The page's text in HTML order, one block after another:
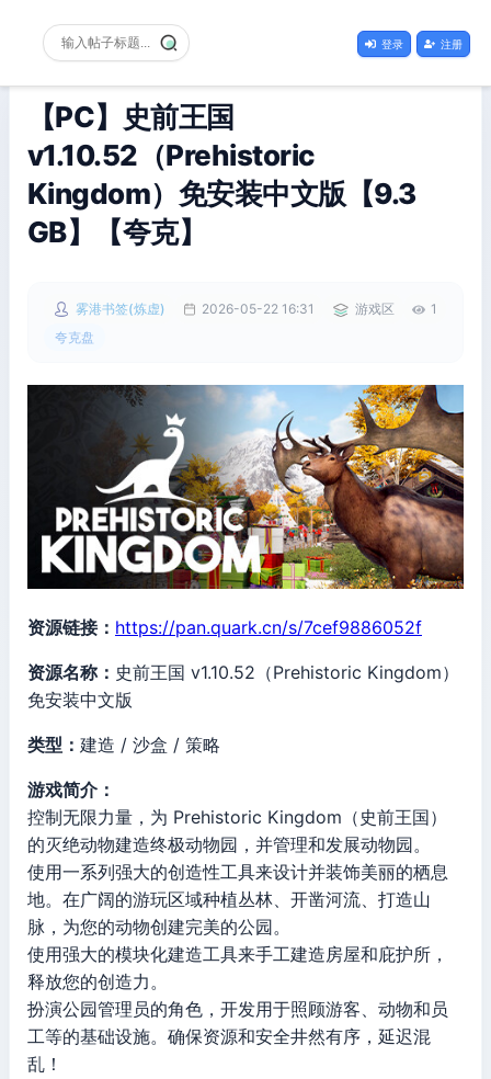
登录 注册
【PC】史前王国
v1.10.52（Prehistoric
Kingdom）免安装中文版【9.3
GB】【夸克】
雾港书签(炼虚) 2026-05-22 16:31 游戏区
1
夸克盘
资源链接： https://pan.quark.cn/s/7cef9886052f
资源名称： 史前王国 v1.10.52（Prehistoric Kingdom）
免安装中文版
类型： 建造 / 沙盒 / 策略
游戏简介：
控制无限力量，为 Prehistoric Kingdom（史前王国）
的灭绝动物建造终极动物园，并管理和发展动物园。
使用一系列强大的创造性工具来设计并装饰美丽的栖息
地。在广阔的游玩区域种植丛林、开凿河流、打造山
脉，为您的动物创建完美的公园。
使用强大的模块化建造工具来手工建造房屋和庇护所，
释放您的创造力。
扮演公园管理员的角色，开发用于照顾游客、动物和员
工等的基础设施。确保资源和安全井然有序，延迟混
乱！